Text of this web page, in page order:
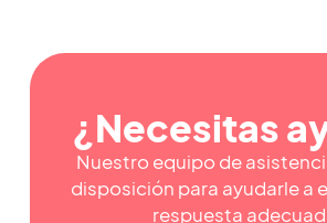
¿Necesitas
Nuestro equipo de
disposición para ayudarle a
respuesta